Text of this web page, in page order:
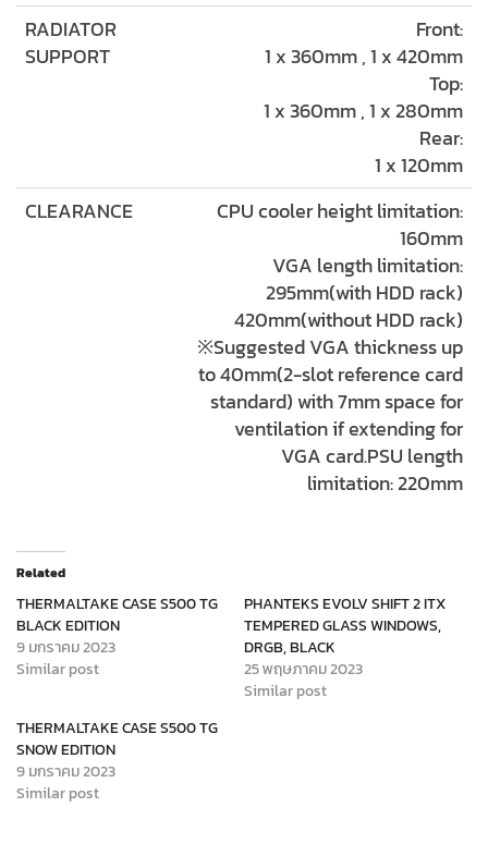
RADIATOR
SUPPORT
Front:
1 x 360mm , 1 x 420mm
Top:
1 x 360mm , 1 x 280mm
Rear:
1 x 120mm
CLEARANCE
CPU cooler height limitation:
160mm
VGA length limitation:
295mm(with HDD rack)
420mm(without HDD rack)
※Suggested VGA thickness up
to 40mm(2-slot reference card
standard) with 7mm space for
ventilation if extending for
VGA card.PSU length
limitation: 220mm
Related
THERMALTAKE CASE S500 TG
BLACK EDITION
9 มกราคม 2023
Similar post
PHANTEKS EVOLV SHIFT 2 ITX
TEMPERED GLASS WINDOWS,
DRGB, BLACK
25 พฤษภาคม 2023
Similar post
THERMALTAKE CASE S500 TG
SNOW EDITION
9 มกราคม 2023
Similar post